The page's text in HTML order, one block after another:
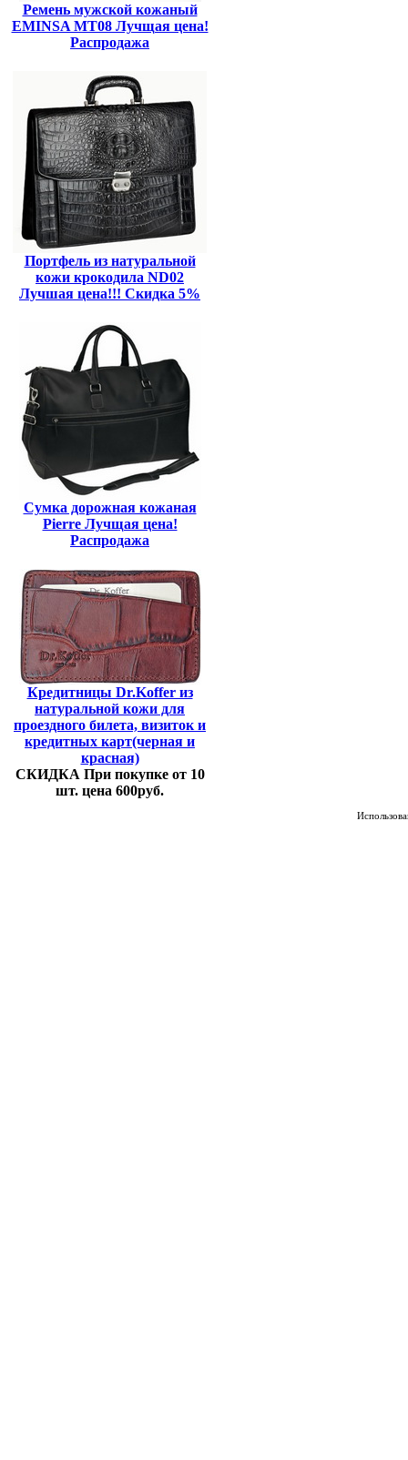
Ремень мужской кожаный
EMINSA MT08 Лучщая цена!
Распродажа
Портфель из натуральной
кожи крокодила ND02
Лучшая цена!!! Скидка 5%
Сумка дорожная кожаная
Pierre Лучщая цена!
Распродажа
Кредитницы Dr.Koffer из
натуральной кожи для
проездного билета, визиток и
кредитных карт(черная и
красная)
СКИДКА При покупке от 10
шт. цена 600руб.